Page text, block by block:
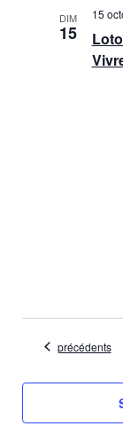
DIM
15
15
Évènements
précédents